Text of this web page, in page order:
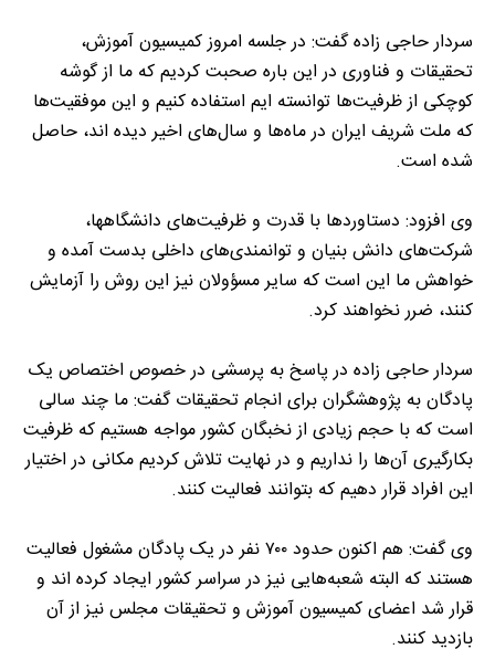
سردار حاجی زاده گفت: در جلسه امروز کمیسیون آموزش،
تحقیقات و فناوری در این باره صحبت کردیم که ما از گوشه
کوچکی از ظرفیت‌ها توانسته ایم استفاده کنیم و این موفقیت‌ها
که ملت شریف ایران در ماه‌ها و سال‌های اخیر دیده اند، حاصل
شده است.
وی افزود: دستاورد‌ها با قدرت و ظرفیت‌های دانشگاهها،
شرکت‌های دانش بنیان و توانمندی‌های داخلی بدست آمده و
خواهش ما این است که سایر مسؤولان نیز این روش را آزمایش
کنند، ضرر نخواهند کرد.
سردار حاجی زاده در پاسخ به پرسشی در خصوص اختصاص یک
پادگان به پژوهشگران برای انجام تحقیقات گفت: ما چند سالی
است که با حجم زیادی از نخبگان کشور مواجه هستیم که ظرفیت
بکارگیری آن‌ها را نداریم و در نهایت تلاش کردیم مکانی در اختیار
این افراد قرار دهیم که بتوانند فعالیت کنند.
وی گفت: هم اکنون حدود ۷۰۰ نفر در یک پادگان مشغول فعالیت
هستند که البته شعبه‌هایی نیز در سراسر کشور ایجاد کرده اند و
قرار شد اعضای کمیسیون آموزش و تحقیقات مجلس نیز از آن
بازدید کنند.